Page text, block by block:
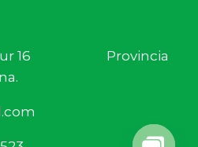
Sur 16 Provincia